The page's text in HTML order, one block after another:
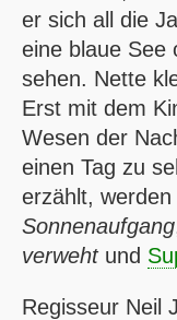
er sich all die
eine blaue See
sehen. Nette
Erst mit dem
Wesen der
einen Tag zu
erzählt,
Sonnenaufgang
verwehtund
Regisseur Neil